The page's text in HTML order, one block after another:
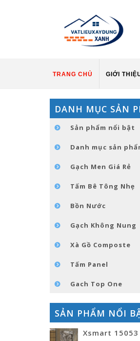
TRANG CHỦ GIỚI
DANH MỤC SẢN
Sản phẩm nổi bật
Danh mục sản
Gạch Men Giá Rẻ
Tấm Bê Tông Nhẹ
Bồn Nước
Gạch Không Nung
Xà Gồ Composte
Tấm Panel
Gach Top One
SẢN PHẨM NỔI
Xsmart 15053